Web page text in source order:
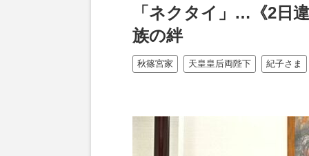
「ネクタイ」…《2日
族の絆
秋篠宮家 天皇皇后両陛下 紀子さま